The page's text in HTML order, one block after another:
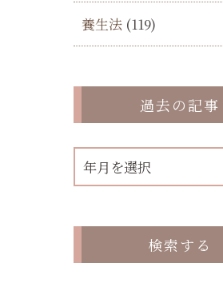
養生法 (119)
過去の記事
検索する